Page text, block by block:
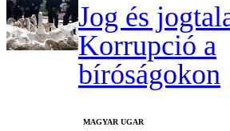
Jog és
Korrupció a
bíróságokon
MAGYAR UGAR